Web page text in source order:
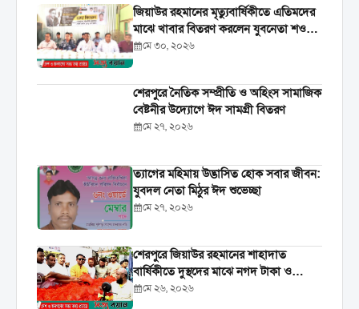
পরিচালনা করা হয়। ... জিয়াউর রহমানের মৃত্যুবার্ষিকীতে এতিমদের
মাঝে খাবার বিতরণ করলেন যুবনেতা শওকত
হোসেন
মে ৩০, ২০২৬
শেরপুরে নৈতিক সম্প্রীতি ও অহিংস সামাজিক
বেষ্টনীর উদ্যোগে ঈদ সামগ্রী বিতরণ
মে ২৭, ২০২৬
‎ত্যাগের মহিমায় উদ্ভাসিত হোক সবার জীবন:
যুবদল নেতা মিঠুর ঈদ শুভেচ্ছা
মে ২৭, ২০২৬
শেরপুরে জিয়াউর রহমানের শাহাদাত
বার্ষিকীতে দুস্থদের মাঝে নগদ টাকা ও
খাদ্যসামগ্রী বিতরণ
মে ২৬, ২০২৬